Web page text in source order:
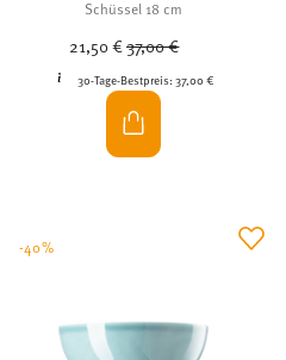
Schüssel 18 cm
21,50 € Price reduced from
37,00 €
30-Tage-Bestpreis:37,00 €
-40%